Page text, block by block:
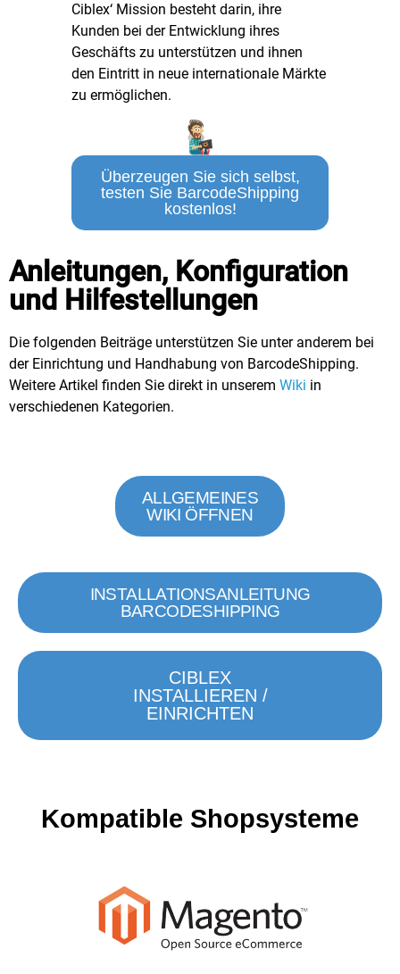
Ciblex‘ Mission besteht darin, ihre
Kunden bei der Entwicklung ihres
Geschäfts zu unterstützen und ihnen
den Eintritt in neue internationale Märkte
zu ermöglichen.
Überzeugen Sie sich selbst,
testen Sie BarcodeShipping
kostenlos!
Anleitungen, Konfiguration
und Hilfestellungen
Die folgenden Beiträge unterstützen Sie unter anderem bei
der Einrichtung und Handhabung von BarcodeShipping.
Weitere Artikel finden Sie direkt in unserem Wiki in
verschiedenen Kategorien.
ALLGEMEINES
WIKI ÖFFNEN
INSTALLATIONSANLEITUNG
BARCODESHIPPING
CIBLEX
INSTALLIEREN /
EINRICHTEN
Kompatible Shopsysteme